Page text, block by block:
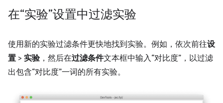
在“实验”设置中过滤实验
使用新的实验过滤条件更快地找到实验。例如，依次前往设
置 > 实验，然后在过滤条件文本框中输入“对比度”，以过滤
出包含“对比度”一词的所有实验。